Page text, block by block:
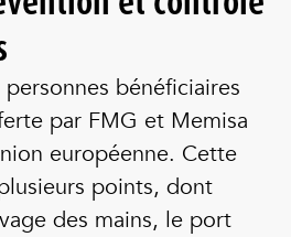
personnes bénéficiaires
par FMG et Memisa
européenne. Cette
points, dont
des mains, le port